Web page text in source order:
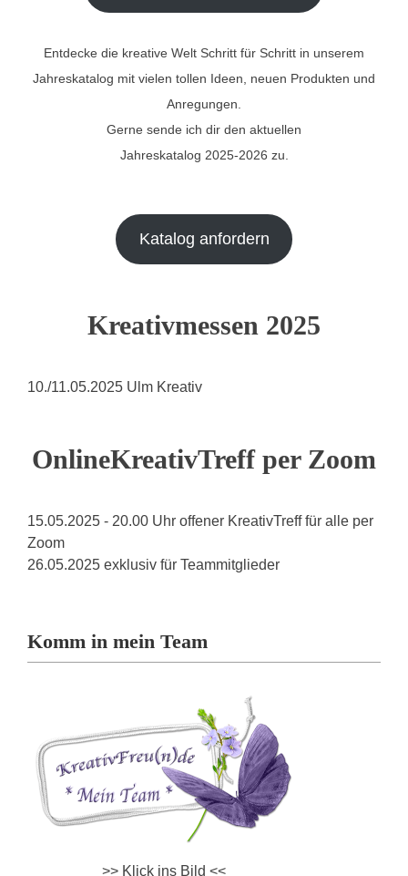
Entdecke die kreative Welt Schritt für Schritt in unserem
Jahreskatalog mit vielen tollen Ideen, neuen Produkten und
Anregungen.
Gerne sende ich dir den aktuellen
Jahreskatalog 2025-2026 zu.
Katalog anfordern
Kreativmessen 2025
10./11.05.2025 Ulm Kreativ
OnlineKreativTreff per Zoom
15.05.2025 - 20.00 Uhr offener KreativTreff für alle per
Zoom
26.05.2025 exklusiv für Teammitglieder
Komm in mein Team
>> Klick ins Bild <<